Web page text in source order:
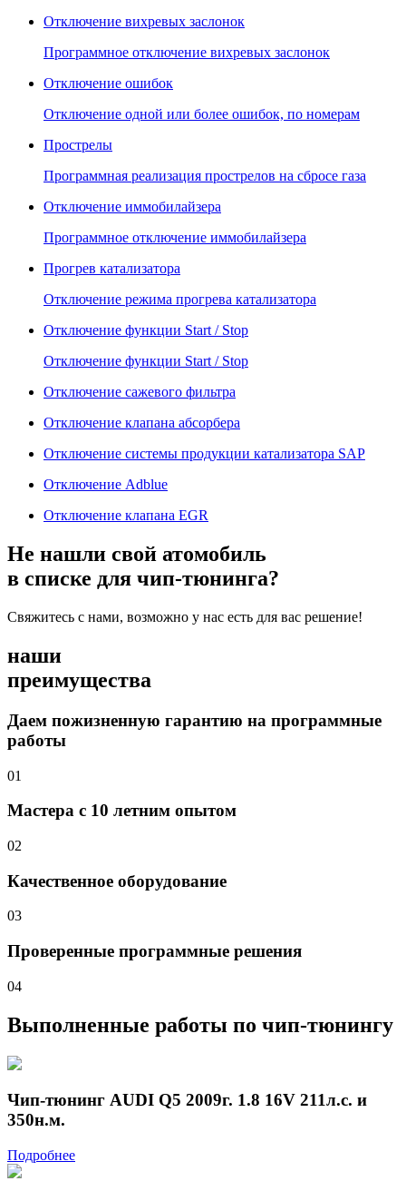
Отключение вихревых заслонок
Программное отключение вихревых заслонок
Отключение ошибок
Отключение одной или более ошибок, по номерам
Прострелы
Программная реализация прострелов на сбросе газа
Отключение иммобилайзера
Программное отключение иммобилайзера
Прогрев катализатора
Отключение режима прогрева катализатора
Отключение функции Start / Stop
Отключение функции Start / Stop
Отключение сажевого фильтра
Отключение клапана абсорбера
Отключение системы продукции катализатора SAP
Отключение Adblue
Отключение клапана EGR
Не нашли свой атомобиль
в списке для чип-тюнинга?
Свяжитесь с нами, возможно у нас есть для вас решение!
наши
преимущества
Даем пожизненную гарантию на программные
работы
01
Мастера с 10 летним опытом
02
Качественное оборудование
03
Проверенные программные решения
04
Выполненные работы по чип-тюнингу
Чип-тюнинг AUDI Q5 2009г. 1.8 16V 211л.с. и
350н.м.
Подробнее